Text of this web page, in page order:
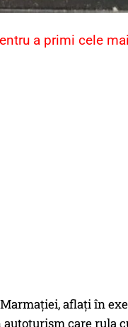
a primi cele
aflați în
care rula